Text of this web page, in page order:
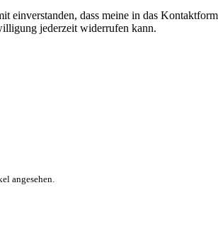
einverstanden, dass meine in das
jederzeit widerrufen kann.
angesehen.